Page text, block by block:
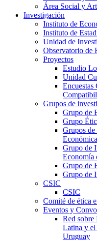
Área Social y
Investigación
Instituto de
Instituto de
Unidad de
Observatorio de
Proyectos
Estudio
Unidad
Encuestas
Grupos de
Grupo de
Grupo
Grupos
Económica
Grupo de
Economía
Grupo de
Grupo de
CSIC
CSIC
Comité de ética
Eventos y
Red sobre
Latina y
Uruguay